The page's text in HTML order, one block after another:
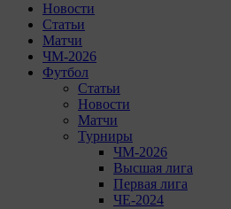
Новости
Статьи
Матчи
ЧМ-2026
Футбол
Статьи
Новости
Матчи
Турниры
ЧМ-2026
Высшая лига
Первая лига
ЧЕ-2024